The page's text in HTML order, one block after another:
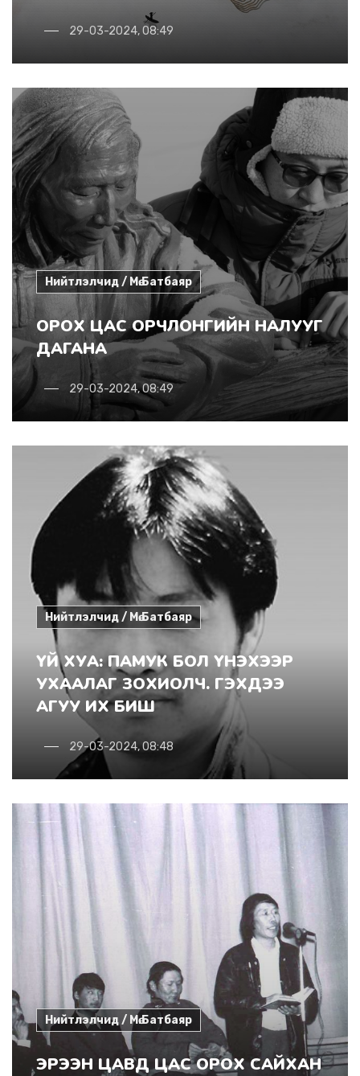
29-03-2024, 08:49
Нийтлэлчид / Мө.Батбаяр
ОРОХ ЦАС ОРЧЛОНГИЙН НАЛУУГ
ДАГАНА
29-03-2024, 08:49
Нийтлэлчид / Мө.Батбаяр
ҮЙ ХУА: ПАМУК БОЛ ҮНЭХЭЭР
УХААЛАГ ЗОХИОЛЧ. ГЭХДЭЭ
АГУУ ИХ БИШ
29-03-2024, 08:48
Нийтлэлчид / Мө.Батбаяр
ЭРЭЭН ЦАВД ЦАС ОРОХ САЙХАН